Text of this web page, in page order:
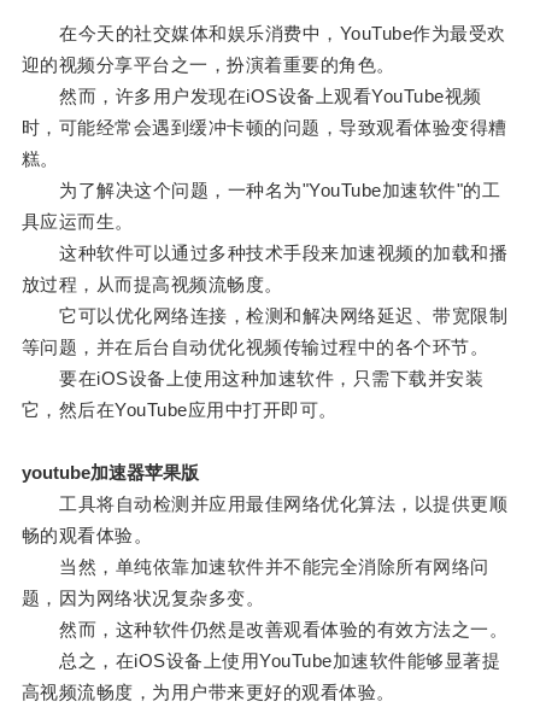
在今天的社交媒体和娱乐消费中，YouTube作为最受欢
迎的视频分享平台之一，扮演着重要的角色。
然而，许多用户发现在iOS设备上观看YouTube视频
时，可能经常会遇到缓冲卡顿的问题，导致观看体验变得糟
糕。
为了解决这个问题，一种名为"YouTube加速软件"的工
具应运而生。
这种软件可以通过多种技术手段来加速视频的加载和播
放过程，从而提高视频流畅度。
它可以优化网络连接，检测和解决网络延迟、带宽限制
等问题，并在后台自动优化视频传输过程中的各个环节。
要在iOS设备上使用这种加速软件，只需下载并安装
它，然后在YouTube应用中打开即可。
youtube加速器苹果版
工具将自动检测并应用最佳网络优化算法，以提供更顺
畅的观看体验。
当然，单纯依靠加速软件并不能完全消除所有网络问
题，因为网络状况复杂多变。
然而，这种软件仍然是改善观看体验的有效方法之一。
总之，在iOS设备上使用YouTube加速软件能够显著提
高视频流畅度，为用户带来更好的观看体验。